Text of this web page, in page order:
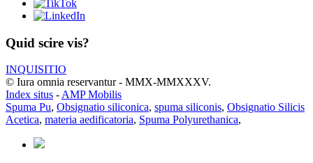
Quid scire vis?
INQUISITIO
© Iura omnia reservantur - MMX-MMXXXV.
Index situs - AMP Mobilis
Spuma Pu, Obsignatio siliconica, spuma siliconis, Obsignatio Silicis
Acetica, materia aedificatoria, Spuma Polyurethanica,